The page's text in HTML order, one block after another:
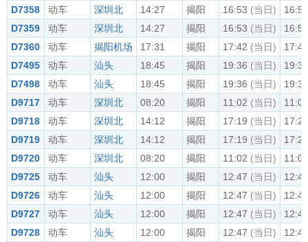
D7358
动车 深圳北 14:27 揭阳 16:53 (当日)
16:55
D7359
动车 深圳北 14:27 揭阳 16:53 (当日)
16:55
D7360
动车 揭阳机场 17:31 揭阳 17:42 (当日)
17:44
D7495
动车 汕头 18:45 揭阳 19:36 (当日)
19:38
D7498
动车 汕头 18:45 揭阳 19:36 (当日)
19:38
D9717
动车 深圳北 08:20 揭阳 11:02 (当日)
11:04
D9718
动车 深圳北 14:12 揭阳 17:19 (当日)
17:22
D9719
动车 深圳北 14:12 揭阳 17:19 (当日)
17:22
D9720
动车 深圳北 08:20 揭阳 11:02 (当日)
11:04
D9725
动车 汕头 12:00 揭阳 12:47 (当日)
12:49
D9726
动车 汕头 12:00 揭阳 12:47 (当日)
12:49
D9727
动车 汕头 12:00 揭阳 12:47 (当日)
12:49
D9728
动车 汕头 12:00 揭阳 12:47 (当日)
12:49